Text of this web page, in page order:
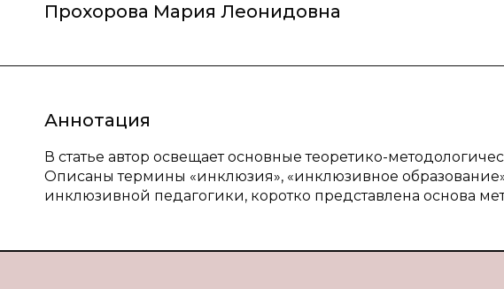
Прохорова Мария Леонидовна
Аннотация
В статье автор освещает основные теоретико-
Описаны термины «инклюзия», «инклюзивное
инклюзивной педагогики, коротко представлена основа